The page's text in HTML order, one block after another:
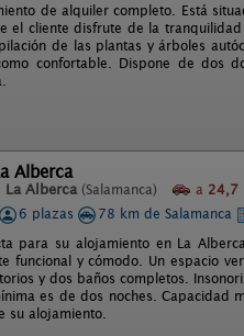
de alquiler completo. Está
el cliente disfrute de la
de las plantas y árboles
confortable. Dispone de dos
Alberca
La Alberca (Salamanca) a 24,7
6 plazas 78 km de Salamanca
para su alojamiento en La
funcional y cómodo. Un espacio
y dos baños completos.
es de dos noches. Capacidad
su alojamiento.